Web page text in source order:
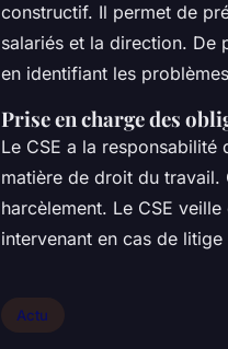
constructif. Il permet de
salariés et la direction. De
en identifiant les
Prise en charge des
Le CSE a la
matière de droit du travail.
harcèlement. Le CSE
intervenant en cas de
Actu